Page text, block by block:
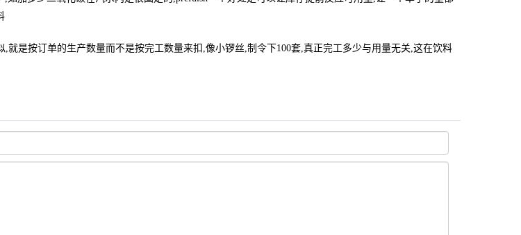
是按订单的生产数量而不是按完工数量来扣,像小锣丝,制令下100套,真正完工多少与用量无关,这在饮料